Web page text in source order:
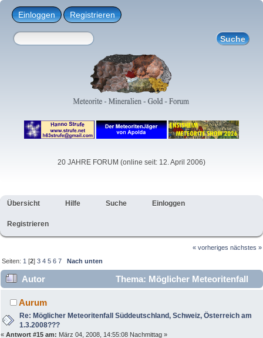
Einloggen Registrieren
20 JAHRE FORUM (online seit: 12. April 2006)
Übersicht Hilfe Suche Einloggen
Registrieren
« vorheriges nächstes »
Seiten: 1 [2]3 4 5 6 7 Nach unten
Autor
Thema: Möglicher Meteoritenfall
Süddeutschland, Schweiz, Österreich am 1.3.2008???
(Gelesen 42140 mal)
Aurum
Re: Möglicher Meteoritenfall Süddeutschland, Schweiz, Österreich am
1.3.2008???
« Antwort #15 am: März 04, 2008, 14:55:08 Nachmittag »